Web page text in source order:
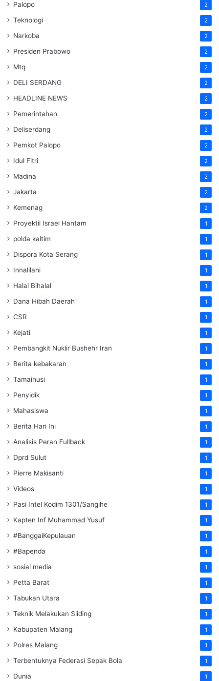
Palopo 2
Teknologi 2
Narkoba 2
Presiden Prabowo 2
Mtq 2
DELI SERDANG 2
HEADLINE NEWS 2
Pemerintahan 2
Deliserdang 2
Pemkot Palopo 2
Idul Fitri 2
Madina 2
Jakarta 2
Kemenag 2
Proyektil Israel Hantam 1
polda kaltim 1
Dispora Kota Serang 1
Innalilahi 1
Halal Bihalal 1
Dana Hibah Daerah 1
CSR 1
Kejati 1
Pembangkit Nuklir Bushehr Iran 1
Berita kebakaran 1
Tamainusi 1
Penyidik 1
Mahasiswa 1
Berita Hari Ini 1
Analisis Peran Fullback 1
Dprd Sulut 1
Pierre Makisanti 1
Videos 1
Pasi Intel Kodim 1301/Sangihe 1
Kapten Inf Muhammad Yusuf 1
#BanggaiKepulauan 1
#Bapenda 1
sosial media 1
Petta Barat 1
Tabukan Utara 1
Teknik Melakukan Sliding 1
Kabupaten Malang 1
Polres Malang 1
Terbentuknya Federasi Sepak Bola 1
Dunia 1